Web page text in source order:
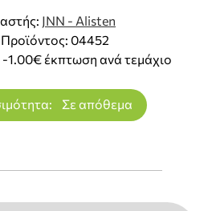
JNN - Alisten
04452
1.00€ έκπτωση ανά τεμάχιο
Σε απόθεμα